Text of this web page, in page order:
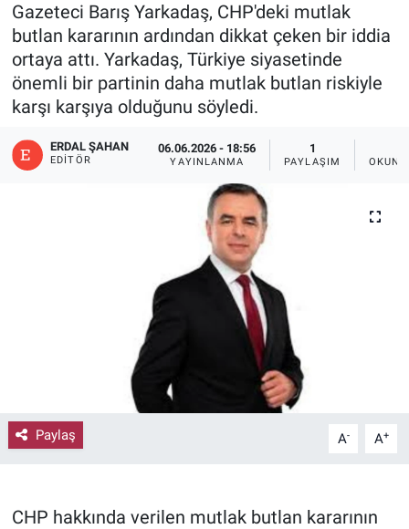
Gazeteci Barış Yarkadaş, CHP'deki mutlak
butlan kararının ardından dikkat çeken bir iddia
ortaya attı. Yarkadaş, Türkiye siyasetinde
önemli bir partinin daha mutlak butlan riskiyle
karşı karşıya olduğunu söyledi.
ERDAL ŞAHAN
EDITÖR
06.06.2026 - 18:56
YAYINLANMA
1
PAYLAŞIM
Paylaş A- A+
CHP hakkında verilen mutlak butlan kararının